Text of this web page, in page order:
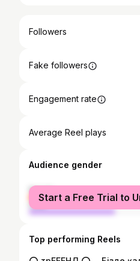
Followers
Fake followers
Engagement rate
Average Reel plays
Audience gender
female
male
Start a Free Trial to
Top performing Reels